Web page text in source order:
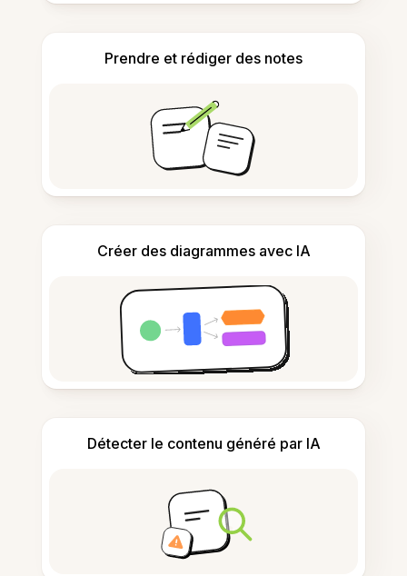
Prendre et rédiger des notes
Créer des diagrammes avec IA
Détecter le contenu généré par IA